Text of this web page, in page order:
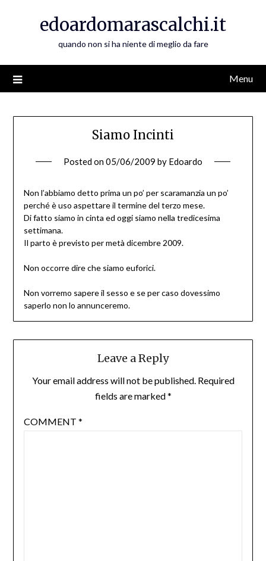
edoardomarascalchi.it
quando non si ha niente di meglio da fare
Menu
Siamo Incinti
Posted on05/06/2009 by Edoardo
Non l’abbiamo detto prima un po’ per scaramanzia un po’
perché è uso aspettare il termine del terzo mese.
Di fatto siamo in cinta ed oggi siamo nella tredicesima
settimana.
Il parto è previsto per metà dicembre 2009.
Non occorre dire che siamo euforici.
Non vorremo sapere il sesso e se per caso dovessimo
saperlo non lo annunceremo.
Leave a Reply
Your email address will not be published. Required
fields are marked*
COMMENT *